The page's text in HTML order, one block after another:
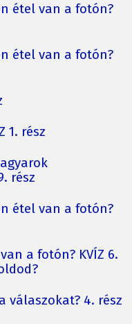
étel van a fotón?
étel van a fotón?
1. rész
rész
étel van a fotón?
a fotón? KVÍZ 6.
válaszokat? 4. rész